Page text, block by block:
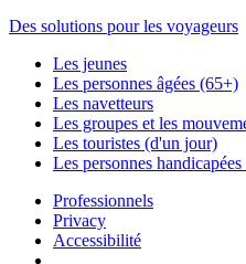
Des solutions pour les voyageurs
Les jeunes
Les personnes âgées (65+)
Les navetteurs
Les groupes et les
Les touristes (d'un jour)
Les personnes
Professionnels
Privacy
Accessibilité